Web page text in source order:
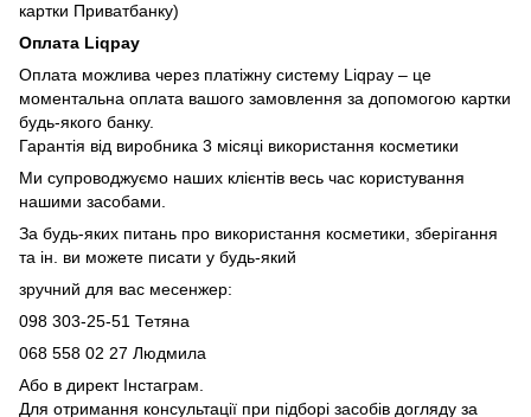
картки Приватбанку)
Оплата Liqpay
Оплата можлива через платіжну систему Liqpay – це
моментальна оплата вашого замовлення за допомогою картки
будь-якого банку.
Гарантія від виробника 3 місяці використання косметики
Ми супроводжуємо наших клієнтів весь час користування
нашими засобами.
За будь-яких питань про використання косметики, зберігання
та ін. ви можете писати у будь-який
зручний для вас месенжер:
098 303-25-51 Тетяна
068 558 02 27 Людмила
Або в директ Інстаграм.
Для отримання консультації при підборі засобів догляду за